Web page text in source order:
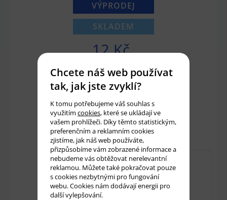
VÝPRODEJ
SKLADEM
12 Kč
Množství:
Přidat do košíku
Chcete náš web používat
tak, jak jste zvyklí?
K tomu potřebujeme váš souhlas s
využitím cookies, které se ukládají ve
vašem prohlížeči. Díky těmto statistickým,
preferenčním a reklamním cookies
zjistíme, jak náš web používáte,
přizpůsobíme vám zobrazené informace a
nebudeme vás obtěžovat nerelevantní
reklamou. Můžete také pokračovat pouze
s cookies nezbytnými pro fungování
webu. Cookies nám dodávají energii pro
další vylepšování.